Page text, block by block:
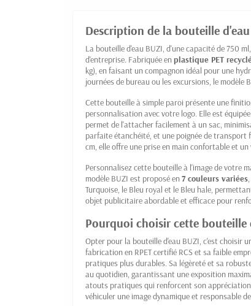
Description de la bouteille
La bouteille d'eau BUZI, d'une capacité de 750
d'entreprise. Fabriquée enplastique PET
kg), en faisant un compagnon idéal pour une
journées de bureau ou les excursions, le
Cette bouteille à simple paroi présente une
personnalisation avec votre logo. Elle est
permet de l'attacher facilement à un sac,
parfaite étanchéité, et une poignée de transport
cm, elle offre une prise en main confortable et
Personnalisez cette bouteille à l'image de votre
modèle BUZI est proposé en7 couleurs variées
Turquoise, le Bleu royal et le Bleu hale,
objet publicitaire abordable et efficace pour
Pourquoi choisir cette bouteille
Opter pour la bouteille d'eau BUZI, c'est choisir
fabrication en RPET certifié RCS et sa faible
pratiques plus durables. Sa légèreté et sa
au quotidien, garantissant une exposition
atouts pratiques qui renforcent son
véhiculer une image dynamique et responsable